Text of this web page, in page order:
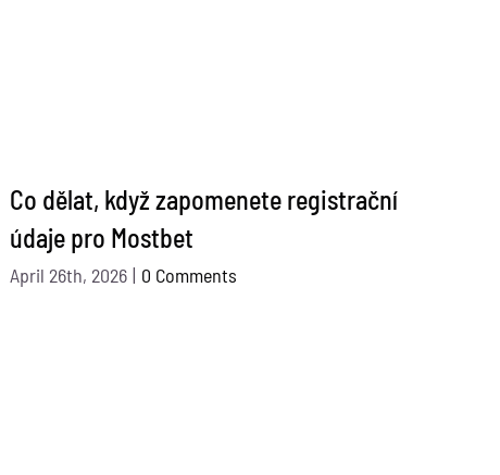
Co dělat, když zapomenete registrační
údaje pro Mostbet
April 26th, 2026 | 0 Comments